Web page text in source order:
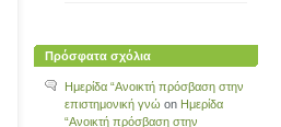
Πρόσφατα σχόλια
Ημερίδα “Ανοικτή πρόσβαση στην
επιστημονική γνώ on Ημερίδα
“Ανοικτή πρόσβαση στην